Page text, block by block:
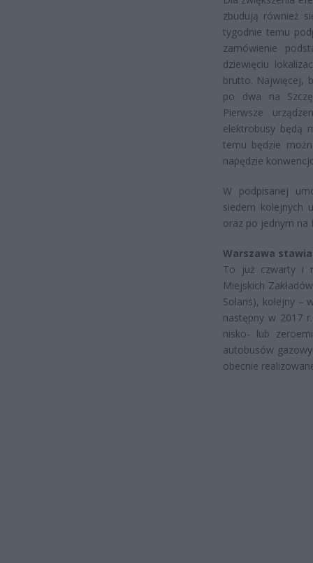
zbudują również
tygodnie temu
zamówienie
dziewięciu
brutto. Najwięcej,
po dwa na
Pierwsze
elektrobusy będą
temu będzie
napędzie
W podpisanej
siedem kolejnych
oraz po jednym na
Warszawa
To już czwarty i
Miejskich
Solaris), kolejny –
następny w 2017
nisko- lub
autobusów
obecnie